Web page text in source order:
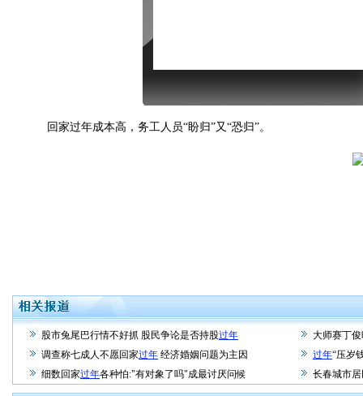
回家过年成本高，务工人员“盼归”又“恐归”。
股市兔尾巴行情不好抓 股民争论是否持股过年
大师赛丁
调查称七成人不愿回家过年 经济婚姻问题为主因 过年“压岁
细数回家过年各种怕:"有对象了吗"成最讨厌问候 长春城市